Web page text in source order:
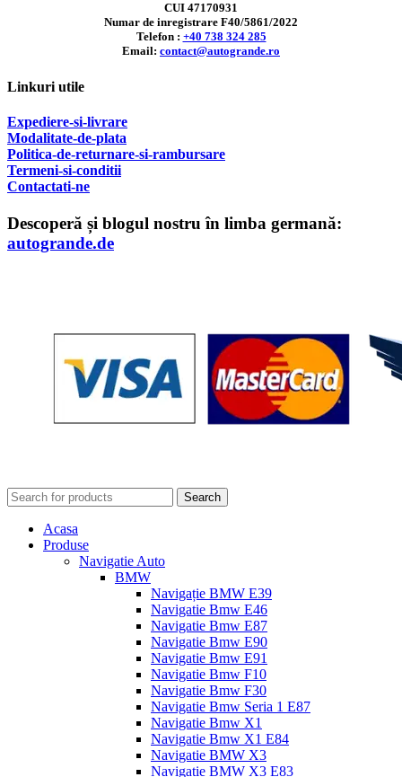
CUI 47170931
Numar de inregistrare F40/5861/2022
Telefon : +40 738 324 285
Email: contact@autogrande.ro
Linkuri utile
Expediere-si-livrare
Modalitate-de-plata
Politica-de-returnare-si-rambursare
Termeni-si-conditii
Contactati-ne
Descoperă și blogul nostru în limba germană:
autogrande.de
Search
Acasa
Produse
Navigatie Auto
BMW
Navigație BMW E39
Navigatie Bmw E46
Navigatie Bmw E87
Navigatie Bmw E90
Navigatie Bmw E91
Navigatie Bmw F10
Navigatie Bmw F30
Navigatie Bmw Seria 1 E87
Navigatie Bmw X1
Navigatie Bmw X1 E84
Navigatie BMW X3
Navigatie BMW X3 E83